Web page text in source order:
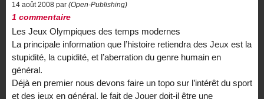
14 août 2008 par (Open-Publishing)
1 commentaire
Les Jeux Olympiques des temps modernes
La principale information que l’histoire retiendra des Jeux est la
stupidité, la cupidité, et l’aberration du genre humain en
général.
Déjà en premier nous devons faire un topo sur l’intérêt du sport
et des jeux en général, le fait de Jouer doit-il être une